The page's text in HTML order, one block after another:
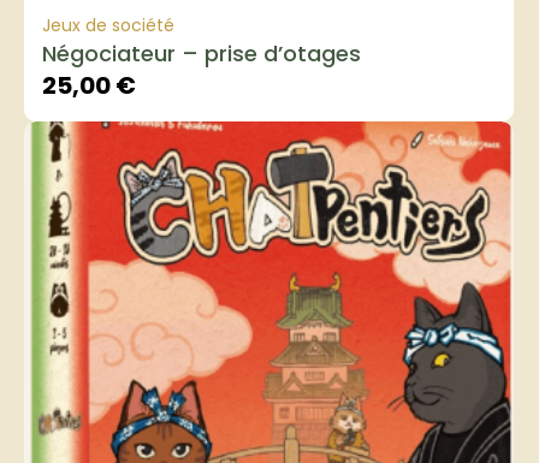
Jeux de société
Négociateur – prise d’otages
25,00€